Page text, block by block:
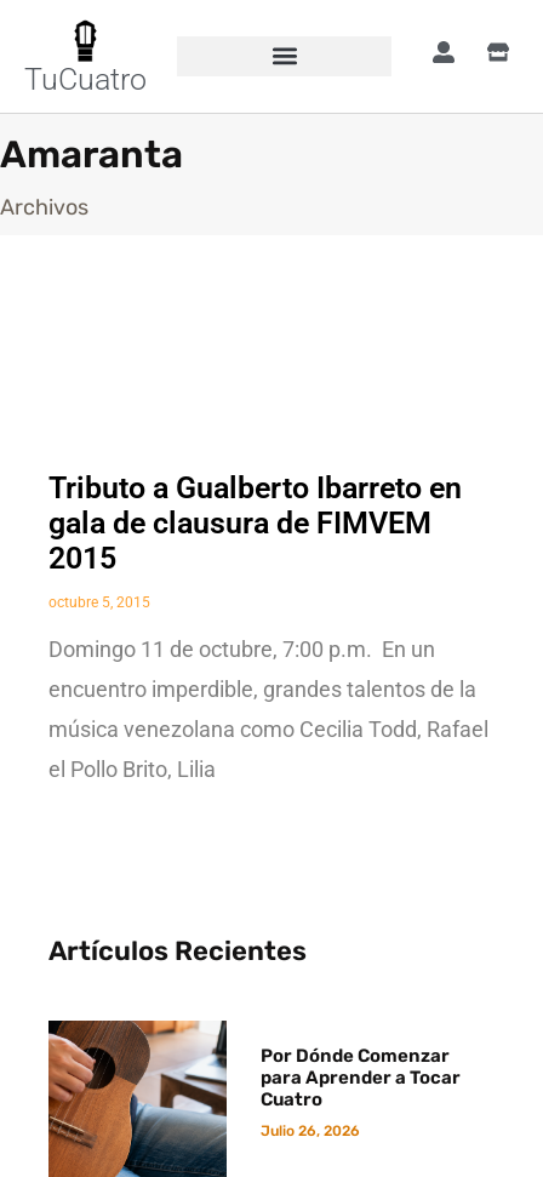
TuCuatro
Amaranta
Archivos
Tributo a Gualberto Ibarreto en
gala de clausura de FIMVEM
2015
octubre 5, 2015
Domingo 11 de octubre, 7:00 p.m. En un
encuentro imperdible, grandes talentos de la
música venezolana como Cecilia Todd, Rafael
el Pollo Brito, Lilia
Artículos Recientes
Por Dónde Comenzar
para Aprender a Tocar
Cuatro
Julio 26, 2026